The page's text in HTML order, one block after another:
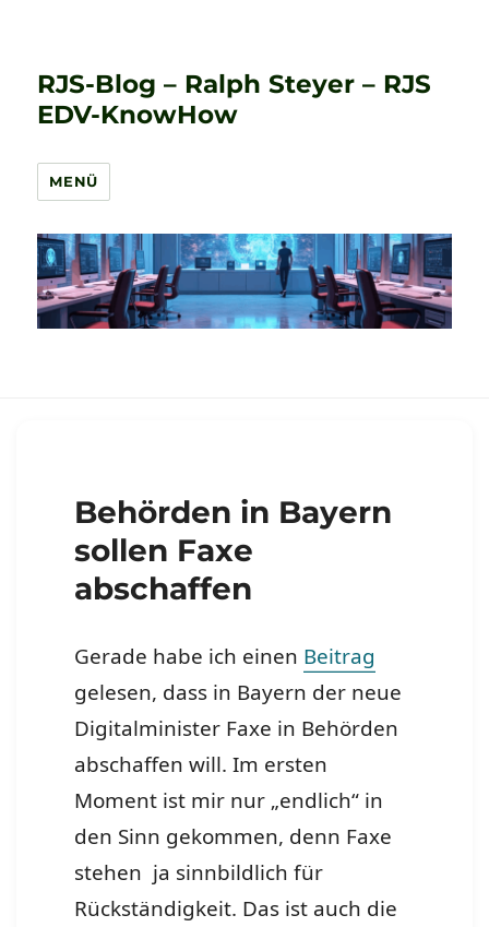
RJS-Blog – Ralph Steyer – RJS
EDV-KnowHow
MENÜ
Behörden in Bayern
sollen Faxe
abschaffen
Gerade habe ich einen Beitrag
gelesen, dass in Bayern der neue
Digitalminister Faxe in Behörden
abschaffen will. Im ersten
Moment ist mir nur „endlich“ in
den Sinn gekommen, denn Faxe
stehen ja sinnbildlich für
Rückständigkeit. Das ist auch die